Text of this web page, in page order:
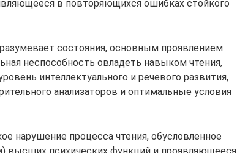
в повторяющихся ошибках стойкого
состояния, основным проявлением
неспособность овладеть навыком чтения,
интеллектуального и речевого развития,
анализаторов и оптимальные условия
нарушение процесса чтения, обусловленное